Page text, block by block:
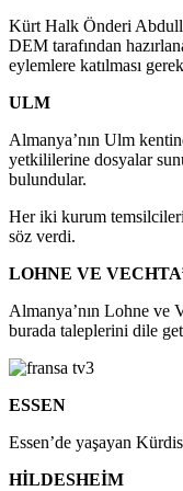
Kürt Halk Önderi
DEM tarafından
eylemlere katılması
ULM
Almanya’nın Ulm
yetkililerine dosyalar
bulundular.
Her iki kurum temsilcileri
söz verdi.
LOHNE VE
Almanya’nın Lohne ve
burada taleplerini dile
ESSEN
Essen’de yaşayan
HİLDESHEİM